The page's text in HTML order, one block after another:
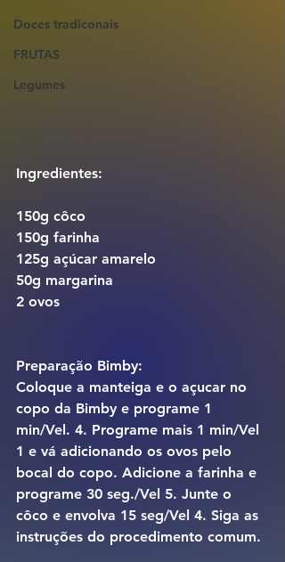
Doces tradiconais
FRUTAS
Legumes
Ingredientes:
150g côco
150g farinha
125g açúcar amarelo
50g margarina
2 ovos
Preparação Bimby:
Coloque a manteiga e o açucar no
copo da Bimby e programe 1
min/Vel. 4. Programe mais 1 min/Vel
1 e vá adicionando os ovos pelo
bocal do copo. Adicione a farinha e
programe 30 seg./Vel 5. Junte o
côco e envolva 15 seg/Vel 4. Siga as
instruções do procedimento comum.